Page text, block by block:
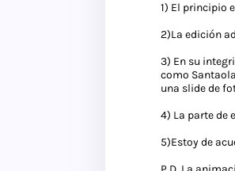
1) El principio
2)La edición
3) En su
como
una slide de
4) La parte de
5)Estoy de